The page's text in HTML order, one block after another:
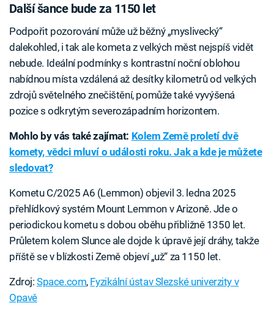
Další šance bude za 1150 let
Podpořit pozorování může už běžný „myslivecký“
dalekohled, i tak ale kometa z velkých měst nejspíš vidět
nebude. Ideální podmínky s kontrastní noční oblohou
nabídnou místa vzdálená až desítky kilometrů od velkých
zdrojů světelného znečištění, pomůže také vyvýšená
pozice s odkrytým severozápadním horizontem.
Mohlo by vás také zajímat: Kolem Země proletí dvě
komety, vědci mluví o události roku. Jak a kde je můžete
sledovat?
Kometu C/2025 A6 (Lemmon) objevil 3. ledna 2025
přehlídkový systém Mount Lemmon v Arizoně. Jde o
periodickou kometu s dobou oběhu přibližně 1350 let.
Průletem kolem Slunce ale dojde k úpravě její dráhy, takže
příště se v blízkosti Země objeví „už“ za 1150 let.
Zdroj:Space.com, Fyzikální ústav Slezské univerzity v
Opavě